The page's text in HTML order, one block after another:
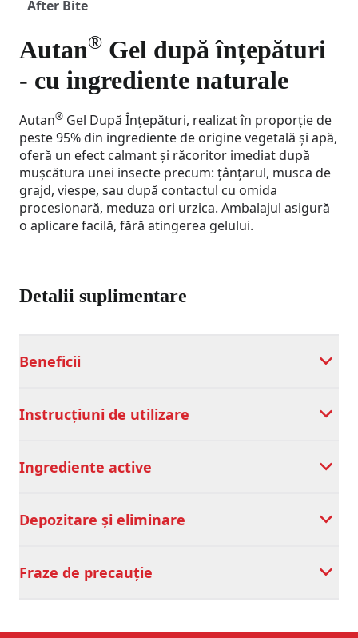
After Bite
Autan® Gel după înțepături
- cu ingrediente naturale​
Autan® Gel După Înțepături, realizat în proporție de
peste 95% din ingrediente de origine vegetală și apă,
oferă un efect calmant și răcoritor imediat după
mușcătura unei insecte precum: țânțarul, musca de
grajd, viespe, sau după contactul cu omida
procesionară, meduza ori urzica. Ambalajul asigură
o aplicare facilă, fără atingerea gelului.
Detalii suplimentare
Beneficii
Instrucțiuni de utilizare
Ingrediente active
Depozitare și eliminare
Fraze de precauție